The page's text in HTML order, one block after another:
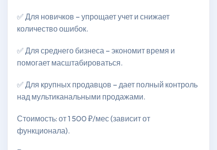
✅ Для новичков – упрощает учет и снижает
количество ошибок.
✅ Для среднего бизнеса – экономит время и
помогает масштабироваться.
✅ Для крупных продавцов – дает полный контроль
над мультиканальными продажами.
Стоимость: от 1 500 ₽/мес (зависит от
функционала).